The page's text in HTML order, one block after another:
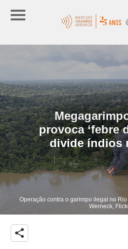
provoca ‘febre
divide índios
Operação contra o garimpo ilegal no
Werneck,
share